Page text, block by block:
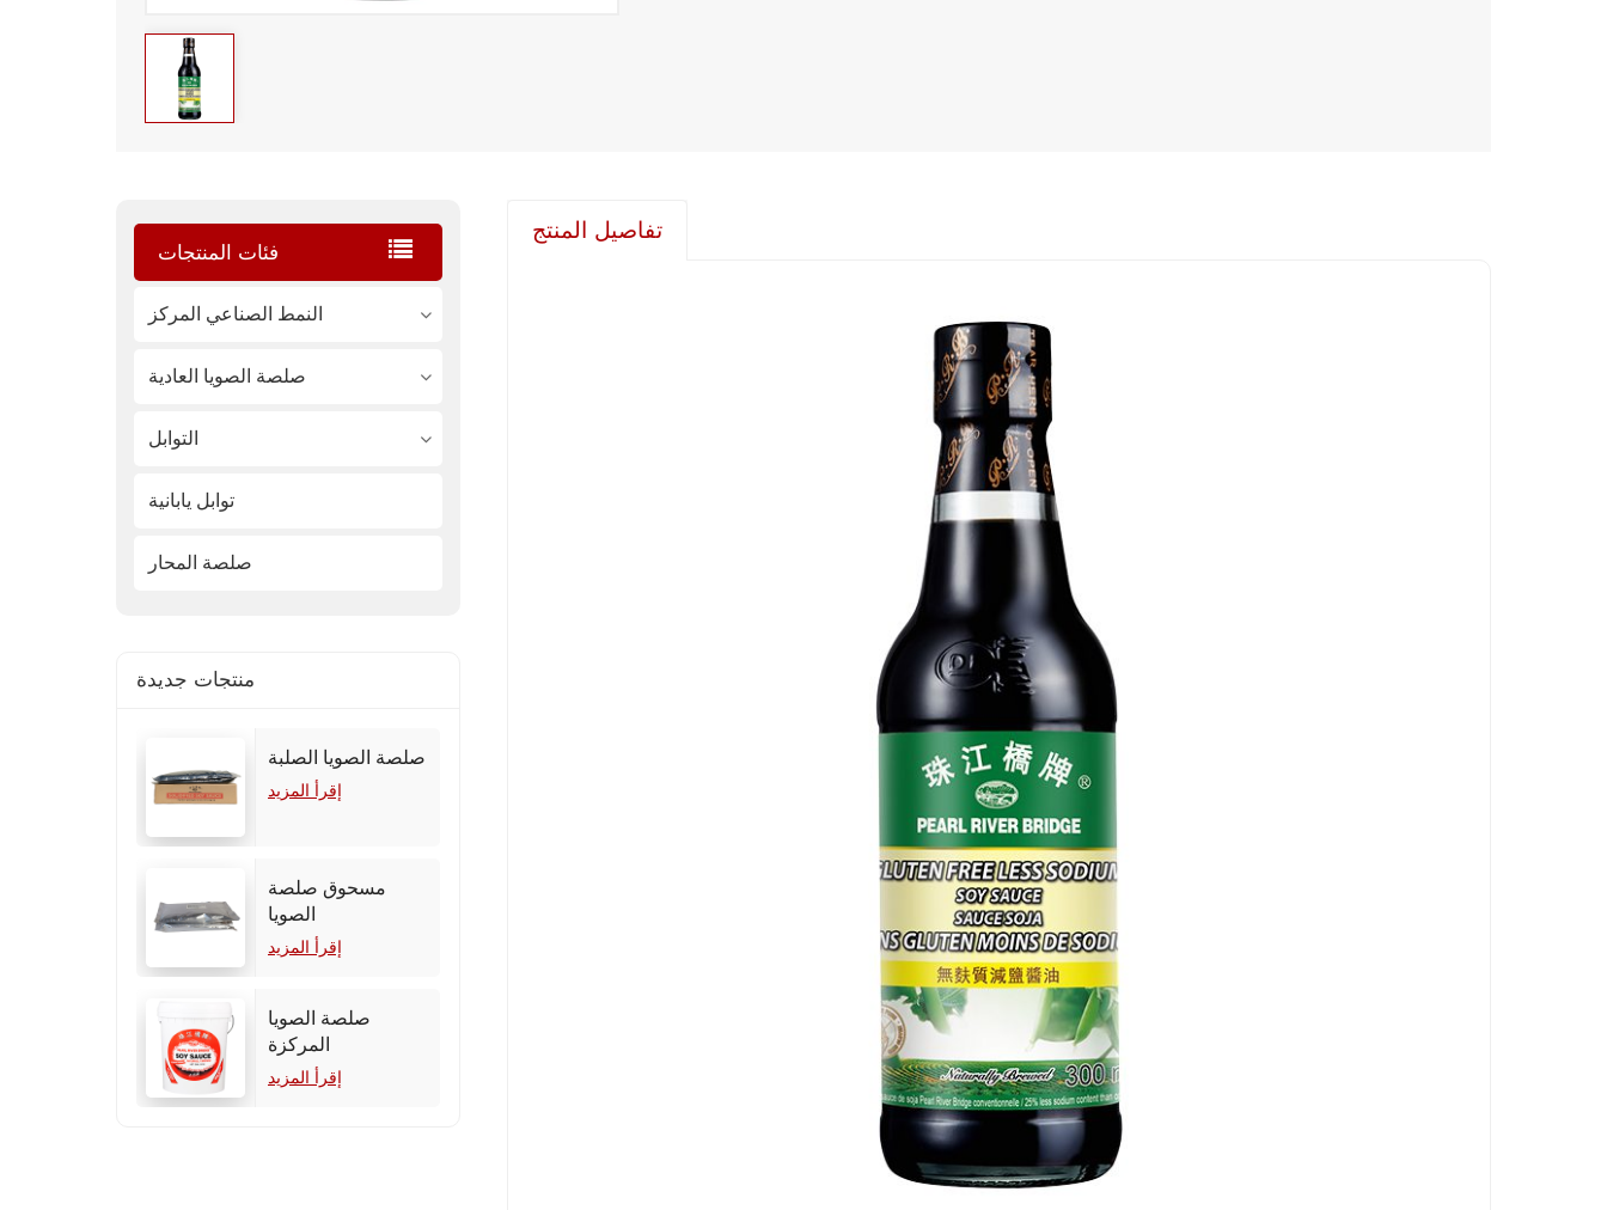
فئات المنتجات
النمط الصناعي المركز
صلصة الصويا العادية
التوابل
توابل يابانية
صلصة المحار
منتجات جديدة
صلصة الصويا الصلبة
إقرأ المزيد
مسحوق صلصة
الصويا
إقرأ المزيد
صلصة الصويا
المركزة
إقرأ المزيد
تفاصيل المنتج